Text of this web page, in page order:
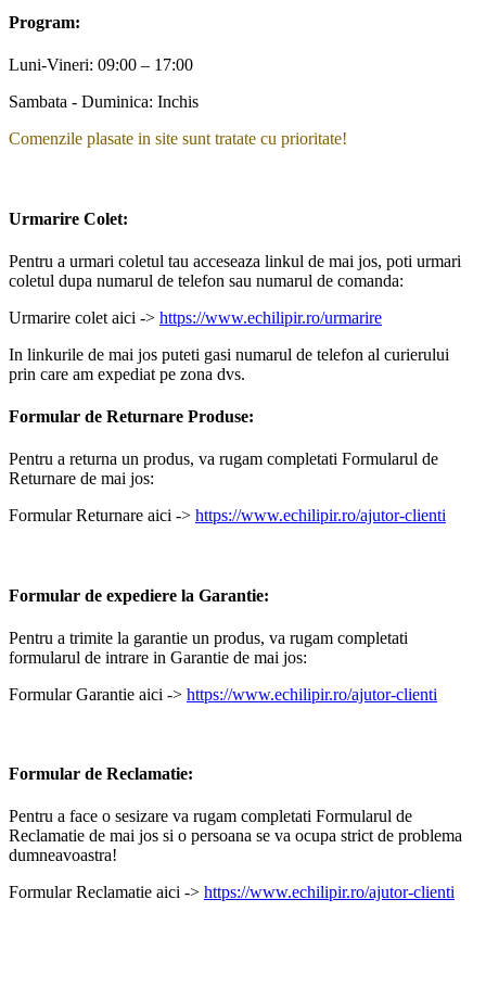
Program:
Luni-Vineri: 09:00 – 17:00
Sambata - Duminica: Inchis
Comenzile plasate in site sunt tratate cu prioritate!
Urmarire Colet:
Pentru a urmari coletul tau acceseaza linkul de mai jos, poti urmari
coletul dupa numarul de telefon sau numarul de comanda:
Urmarire colet aici -> https://www.echilipir.ro/urmarire
In linkurile de mai jos puteti gasi numarul de telefon al curierului
prin care am expediat pe zona dvs.
Formular de Returnare Produse:
Pentru a returna un produs, va rugam completati Formularul de
Returnare de mai jos:
Formular Returnare aici -> https://www.echilipir.ro/ajutor-clienti
Formular de expediere la Garantie:
Pentru a trimite la garantie un produs, va rugam completati
formularul de intrare in Garantie de mai jos:
Formular Garantie aici -> https://www.echilipir.ro/ajutor-clienti
Formular de Reclamatie:
Pentru a face o sesizare va rugam completati Formularul de
Reclamatie de mai jos si o persoana se va ocupa strict de problema
dumneavoastra!
Formular Reclamatie aici -> https://www.echilipir.ro/ajutor-clienti